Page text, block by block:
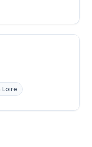
Loire